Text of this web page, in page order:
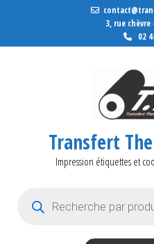
3, rue chèvre
02
Transfert
Impression étiquettes et